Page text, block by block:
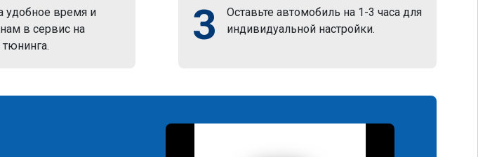
удобное время и
в сервис на
тюнинга.
3
Оставьте автомобиль на 1-3 часа для
индивидуальной настройки.